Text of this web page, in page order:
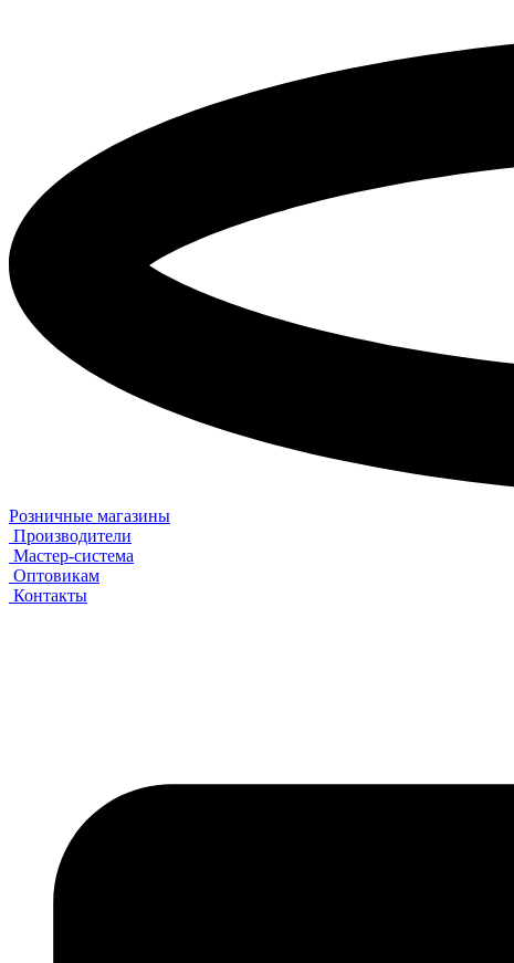
Розничные магазины
Производители
Мастер-система
Оптовикам
Контакты